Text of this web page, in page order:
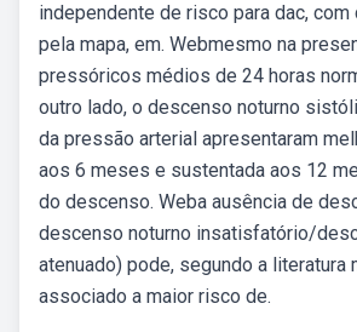
independente de risco para dac,
pela mapa, em. Webmesmo na
pressóricos médios de 24 horas
outro lado, o descenso noturno
da pressão arterial apresentaram
aos 6 meses e sustentada aos 12
do descenso. Weba ausência de
descenso noturno insatisfatório/
atenuado) pode, segundo a literatura
associado a maior risco de.